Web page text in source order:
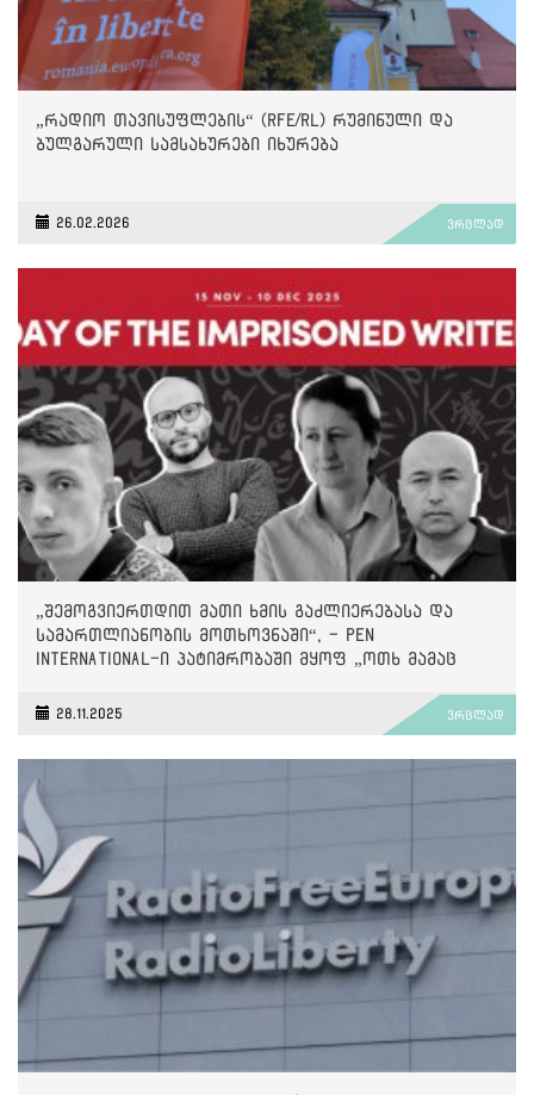
„რადიო თავისუფლების“ (RFE/RL) რუმინული და
ბულგარული სამსახურები იხურება
26.02.2026 ვრცლად
„შემოგვიერთდით მათი ხმის გაძლიერებასა და
სამართლიანობის მოთხოვნაში“, - PEN
International-ი პატიმრობაში მყოფ „ოთხ მამაც
28.11.2025 ვრცლად